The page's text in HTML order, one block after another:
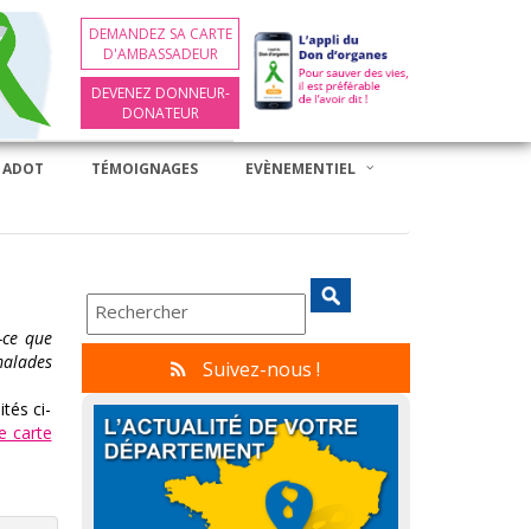
DEMANDEZ SA CARTE
D'AMBASSADEUR
DEVENEZ DONNEUR-
DONATEUR
TÉMOIGNAGES EVÈNEMENTIEL
ce que
ci-
carte
Suivez-nous !